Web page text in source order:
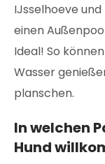
IJsselhoeve
einen
Ideal! So
Wasser
planschen.
In welchen
Hund